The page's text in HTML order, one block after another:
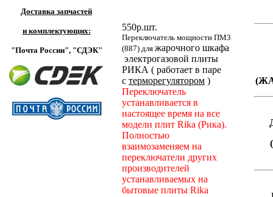
Доставка запчастей
и комплектующих:
"Почта России", "СДЭК"
550р.шт.
Переключатель мощности ПМ3
(887) для жарочного шкафа
электрогазовой плиты
РИКА ( работает в паре
с терморегулятором )
Переключатель
устанавливается в
настоящее время на все
модели плит Rika (Рика).
Полностью
взаимозаменяем на
переключатели других
производителей
устанавливаемых на
бытовые плиты Rika